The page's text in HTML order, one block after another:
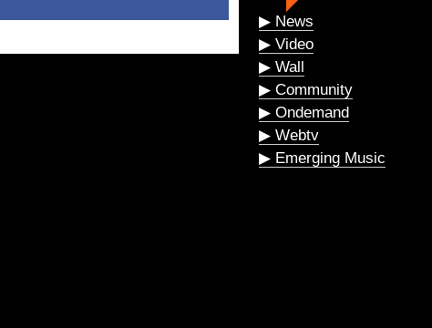
▶ News
▶ Video
▶ Wall
▶ Community
▶ Ondemand
▶ Webtv
▶ Emerging Music